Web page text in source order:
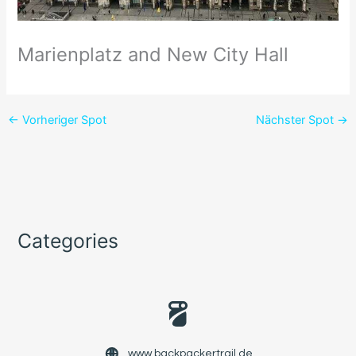
Marienplatz and New City Hall
← Vorheriger Spot Nächster Spot →
Categories
www.backpackertrail.de